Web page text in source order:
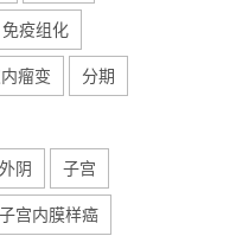
免疫组化
瘤变 分期
外阴 子宫
子宫内膜样癌